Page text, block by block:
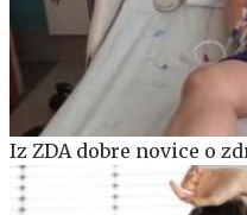
Iz ZDA dobre novice o